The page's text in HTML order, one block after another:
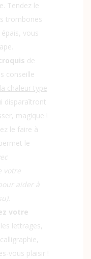
Tendez le
trombones
vous
de
conseille
chaleur type
disparaîtront
magique !
le faire à
le
votre
aider à
votre
lettrages,
vous plaisir !